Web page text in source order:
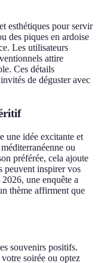
esthétiques pour servir
des piques en ardoise
Les utilisateurs
attire
Ces détails
de déguster avec
une idée excitante et
ou
préférée, cela ajoute
peuvent inspirer vos
une enquête a
thème affirment que
souvenirs positifs.
soirée ou optez